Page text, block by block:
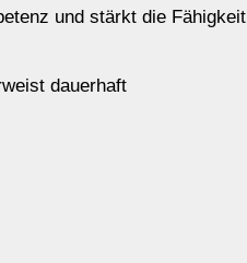
und stärkt die Fähigkeit
dauerhaft